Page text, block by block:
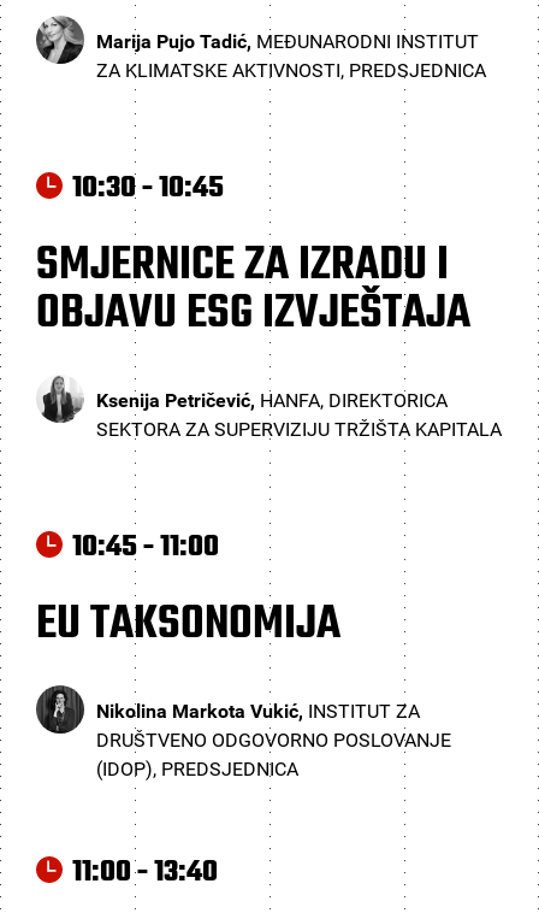
Marija Pujo Tadić, MEĐUNARODNI INSTITUT
ZA KLIMATSKE AKTIVNOSTI, PREDSJEDNICA
10:30 - 10:45
SMJERNICE ZA IZRADU I
OBJAVU ESG IZVJEŠTAJA
Ksenija Petričević, HANFA, DIREKTORICA
SEKTORA ZA SUPERVIZIJU TRŽIŠTA KAPITALA
10:45 - 11:00
EU TAKSONOMIJA
Nikolina Markota Vukić, INSTITUT ZA
DRUŠTVENO ODGOVORNO POSLOVANJE
(IDOP), PREDSJEDNICA
11:00 - 13:40